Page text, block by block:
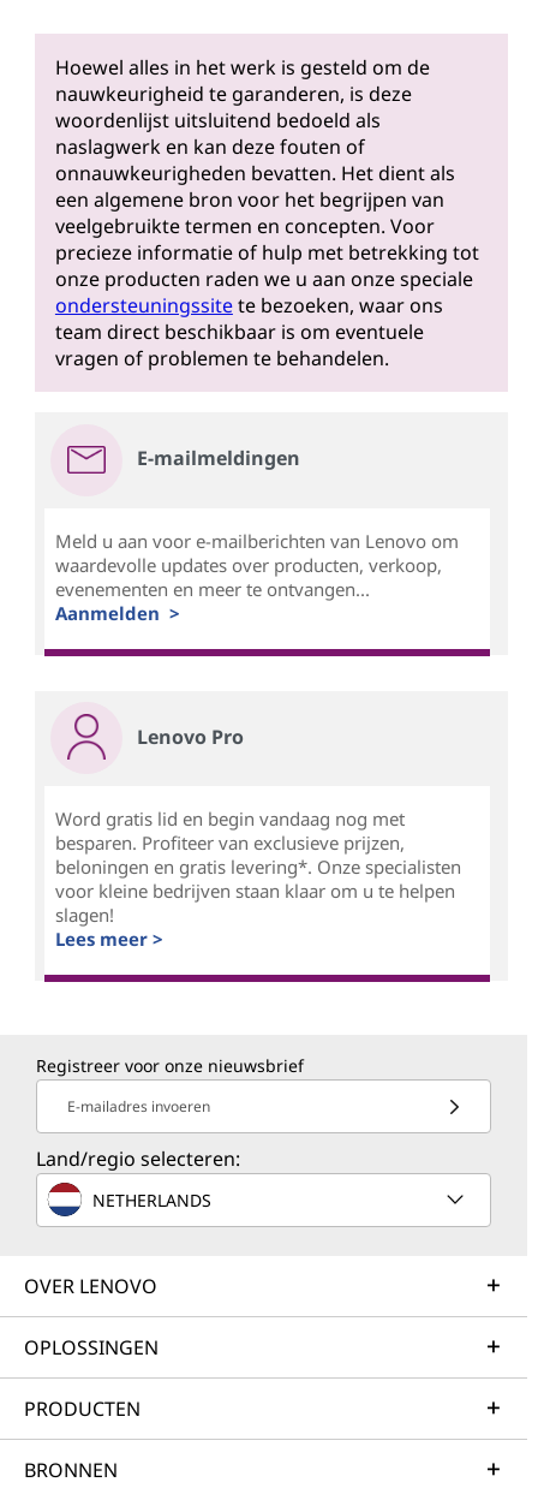
Hoewel alles in het werk is gesteld om de
nauwkeurigheid te garanderen, is deze
woordenlijst uitsluitend bedoeld als
naslagwerk en kan deze fouten of
onnauwkeurigheden bevatten. Het dient als
een algemene bron voor het begrijpen van
veelgebruikte termen en concepten. Voor
precieze informatie of hulp met betrekking tot
onze producten raden we u aan onze speciale
ondersteuningssitete bezoeken, waar ons
team direct beschikbaar is om eventuele
vragen of problemen te behandelen.
E-mailmeldingen
Meld u aan voor e-mailberichten van Lenovo om
waardevolle updates over producten, verkoop,
evenementen en meer te ontvangen...
Aanmelden >
Lenovo Pro
Word gratis lid en begin vandaag nog met
besparen. Profiteer van exclusieve prijzen,
beloningen en gratis levering*. Onze specialisten
voor kleine bedrijven staan klaar om u te helpen
slagen!
Lees meer >
Registreer voor onze nieuwsbrief
E-mailadres invoeren
Land/regio selecteren:
NETHERLANDS
OVER LENOVO
OPLOSSINGEN
PRODUCTEN
BRONNEN